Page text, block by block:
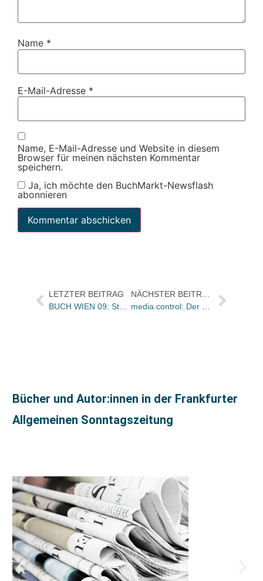
Name *
E-Mail-Adresse *
Name, E-Mail-Adresse und Website in diesem
Browser für meinen nächsten Kommentar
speichern.
Ja, ich möchte den BuchMarkt-Newsflash
abonnieren
LETZTER BEITRAG
BUCH WIEN 09: Startschuss für die Lesefestwoche
Bücher und Autor:innen in der Frankfurter
Allgemeinen Sonntagszeitung